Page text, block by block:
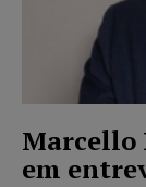
Marcello
em